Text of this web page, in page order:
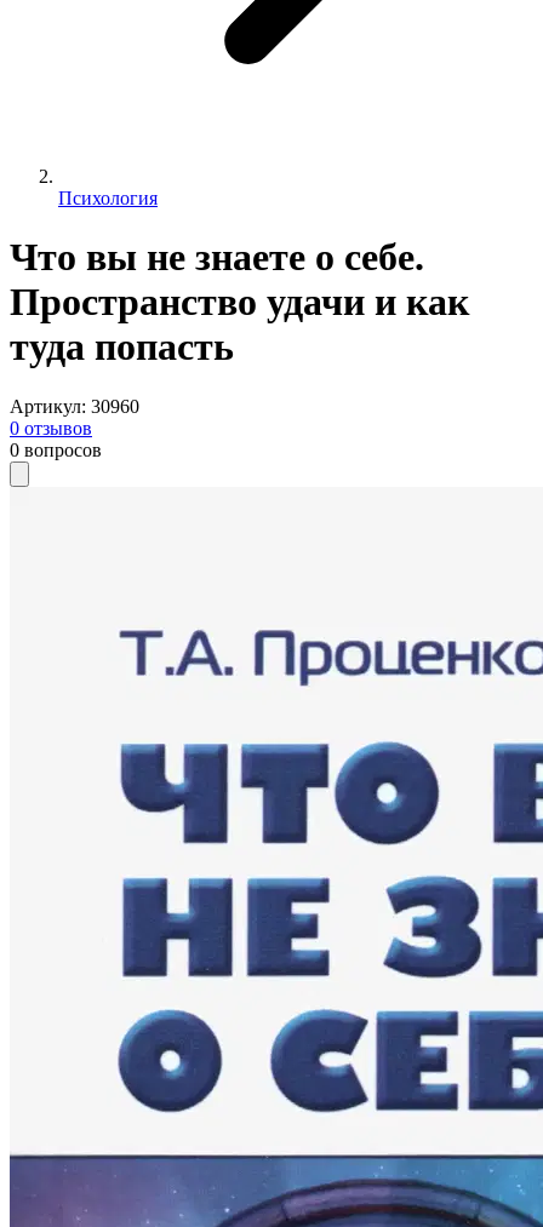
Психология
Что вы не знаете о себе.
Пространство удачи и как
туда попасть
Артикул: 30960
0 отзывов
0 вопросов